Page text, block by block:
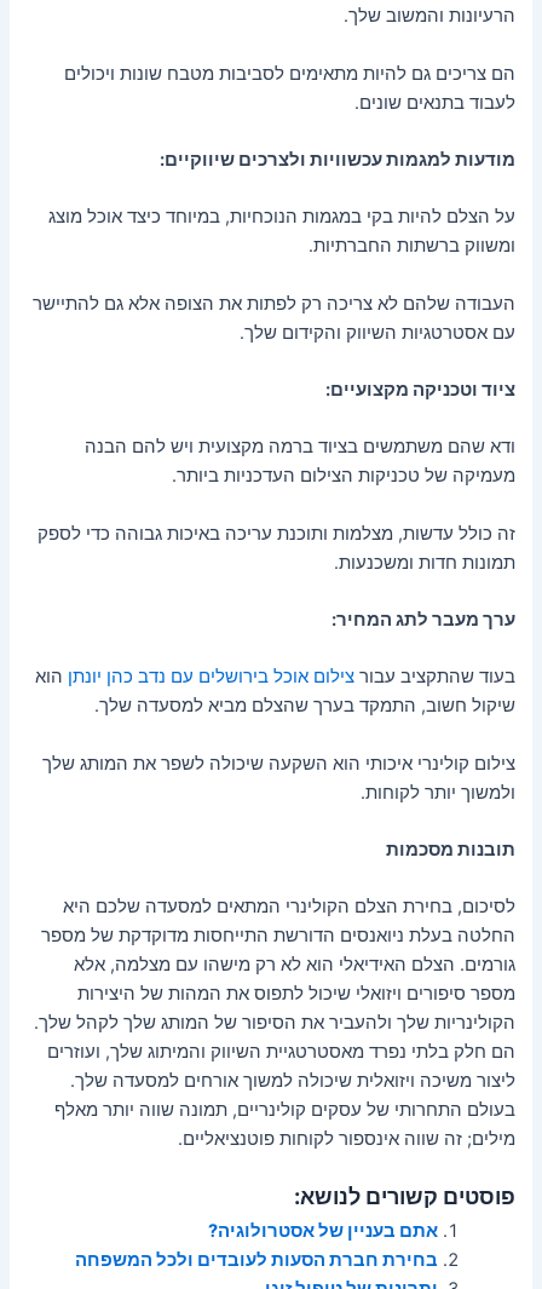
הרעיונות והמשוב שלך.
הם צריכים גם להיות מתאימים לסביבות מטבח שונות ויכולים
לעבוד בתנאים שונים.
מודעות למגמות עכשוויות ולצרכים שיווקיים:
על הצלם להיות בקי במגמות הנוכחיות, במיוחד כיצד אוכל מוצג
ומשווק ברשתות החברתיות.
העבודה שלהם לא צריכה רק לפתות את הצופה אלא גם להתיישר
עם אסטרטגיות השיווק והקידום שלך.
ציוד וטכניקה מקצועיים:
ודא שהם משתמשים בציוד ברמה מקצועית ויש להם הבנה
מעמיקה של טכניקות הצילום העדכניות ביותר.
זה כולל עדשות, מצלמות ותוכנת עריכה באיכות גבוהה כדי לספק
תמונות חדות ומשכנעות.
ערך מעבר לתג המחיר:
בעוד שהתקציב עבורצילום אוכל בירושלים עם נדב כהן יונתן הוא
שיקול חשוב, התמקד בערך שהצלם מביא למסעדה שלך.
צילום קולינרי איכותי הוא השקעה שיכולה לשפר את המותג שלך
ולמשוך יותר לקוחות.
תובנות מסכמות
לסיכום, בחירת הצלם הקולינרי המתאים למסעדה שלכם היא
החלטה בעלת ניואנסים הדורשת התייחסות מדוקדקת של מספר
גורמים. הצלם האידיאלי הוא לא רק מישהו עם מצלמה, אלא
מספר סיפורים ויזואלי שיכול לתפוס את המהות של היצירות
הקולינריות שלך ולהעביר את הסיפור של המותג שלך לקהל שלך.
הם חלק בלתי נפרד מאסטרטגיית השיווק והמיתוג שלך, ועוזרים
ליצור משיכה ויזואלית שיכולה למשוך אורחים למסעדה שלך.
בעולם התחרותי של עסקים קולינריים, תמונה שווה יותר מאלף
מילים; זה שווה אינספור לקוחות פוטנציאליים.
פוסטים קשורים לנושא:
אתם בעניין של אסטרולוגיה?
בחירת חברת הסעות לעובדים ולכל המשפחה